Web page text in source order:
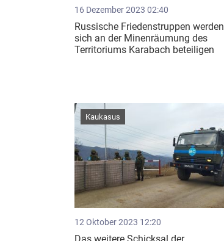
16 Dezember 2023 02:40
Russische Friedenstruppen werden
sich an der Minenräumung des
Territoriums Karabach beteiligen
12 Oktober 2023 12:20
Kaukasus